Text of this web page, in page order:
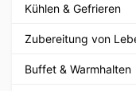
Kühlen & Gefrieren
Zubereitung von
Buffet & Warmhalten